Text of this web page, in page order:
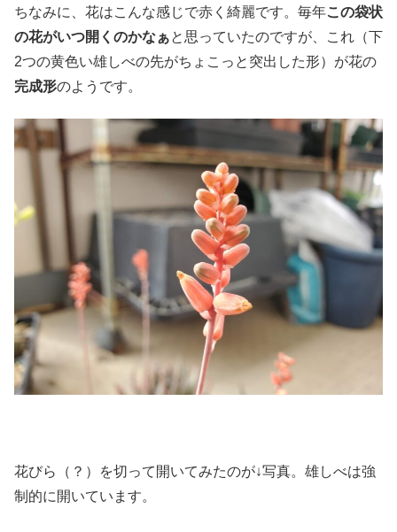
ちなみに、花はこんな感じで赤く綺麗です。毎年この袋状
の花がいつ開くのかなぁと思っていたのですが、これ（下
2つの黄色い雄しべの先がちょこっと突出した形）が花の
完成形のようです。
花びら（？）を切って開いてみたのが↓写真。雄しべは強
制的に開いています。